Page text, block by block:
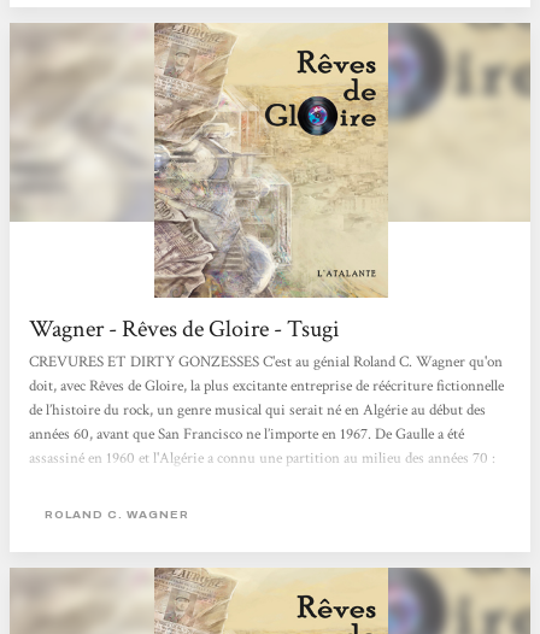
Wagner - Rêves de Gloire - Tsugi
CREVURES ET DIRTY GONZESSES C'est au génial Roland C. Wagner qu'on
doit, avec Rêves de Gloire, la plus excitante entreprise de réécriture fictionnelle
de l’histoire du rock, un genre musical qui serait né en Algérie au début des
années 60, avant que San Francisco ne l’importe en 1967. De Gaulle a été
assassiné en 1960 et l'Algérie a connu une partition au milieu des années 70 :
et un collectionneur de disques, spécialiste du "rock psychodélique", évoque ses
ROLAND C. WAGNER